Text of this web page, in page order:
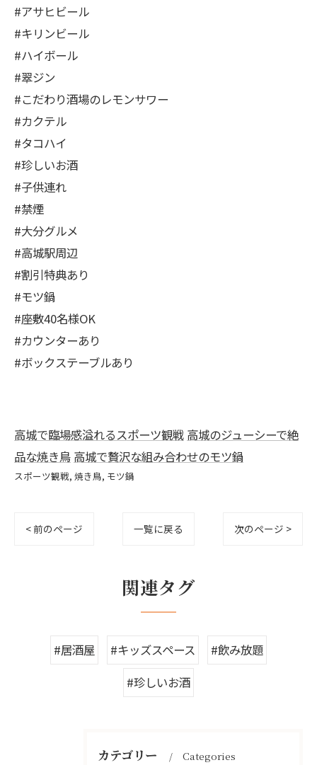
#アサヒビール
#キリンビール
#ハイボール
#翠ジン
#こだわり酒場のレモンサワー
#カクテル
#タコハイ
#珍しいお酒
#子供連れ
#禁煙
#大分グルメ
#高城駅周辺
#割引特典あり
#モツ鍋
#座敷40名様OK
#カウンターあり
#ボックステーブルあり
高城で臨場感溢れるスポーツ観戦 高城のジューシーで絶
品な焼き鳥 高城で贅沢な組み合わせのモツ鍋
スポーツ観戦 焼き鳥 モツ鍋
< 前のページ 一覧に戻る 次のページ >
関連タグ
#居酒屋 #キッズスペース
#飲み放題
#珍しいお酒
カテゴリー Categories